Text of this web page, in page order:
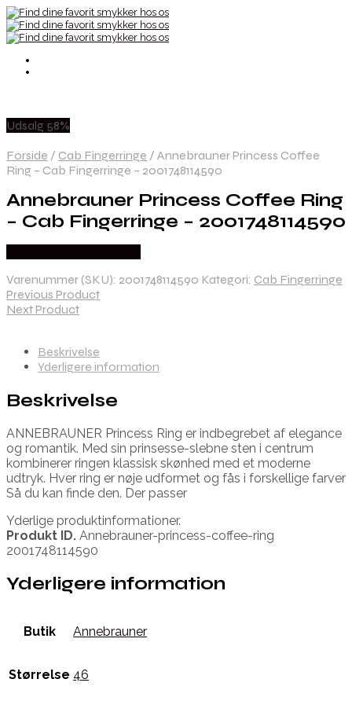
Udsalg 58%
Forside / Cab Fingerringe / Annebrauner Princess Coffee
Ring – Cab Fingerringe – 2001748114590
Annebrauner Princess Coffee Ring
– Cab Fingerringe – 2001748114590
Varenummer (SKU): 2001748114590 Kategori: Cab Fingerringe
Previous Product
Next Product
Beskrivelse
Yderligere information
Beskrivelse
ANNEBRAUNER Princess Ring er indbegrebet af elegance
og romantik. Med sin prinsesse-slebne sten i centrum
kombinerer ringen klassisk skønhed med et moderne
udtryk. Hver ring er nøje udformet og fås i forskellige farver
Så du kan finde den. Der passer
Yderlige produktinformationer.
Produkt ID. Annebrauner-princess-coffee-ring
2001748114590
Yderligere information
Butik Annebrauner
Størrelse 46